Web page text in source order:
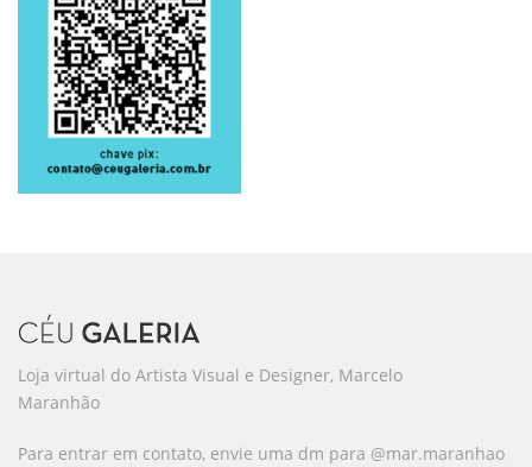
Loja virtual do Artista Visual e Designer, Marcelo
Maranhão
Para entrar em contato, envie uma dm para @mar.maranhao